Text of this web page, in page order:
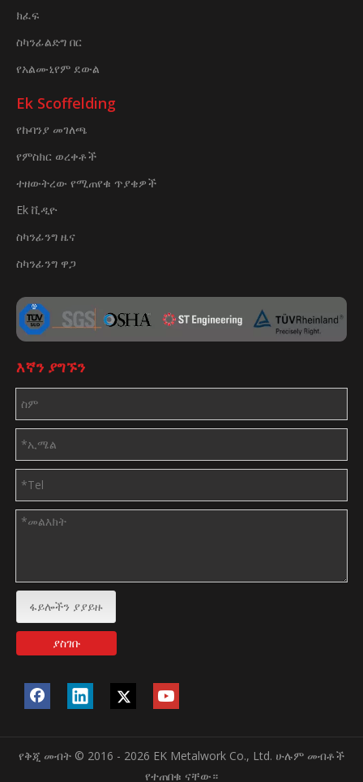
ክፈፍ
ስካንፊልድግ በር
የአልሙኒየም ደውል
Ek Scoffelding
የኩባንያ መገለጫ
የምስክር ወረቀቶች
ተዘውትረው የሚጠየቁ ጥያቄዎች
Ek ቪዲዮ
ስካንፊንግ ዜና
ስካንፊንግ ዋጋ
እኛን ያግኙን
ፋይሎችን ያያይዙ
ያስገቡ
የቅጂ መብት © 2016 - 2026 EK Metalwork Co., Ltd. ሁሉም መብቶች
የተጠበቁ ናቸው።